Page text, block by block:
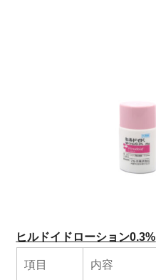
ヒルドイドローション0.3%
項目 内容